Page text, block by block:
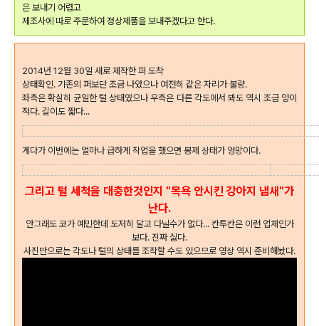
은 보내기 어렵고
제조사에 따로 주문하여 정상제품을 보내주겠다고 한다.
2014년 12월 30일 새로 제작한 퍼 도착
상태확인. 기존의 퍼보단 조금 나았으나 여전히 같은 자리가 불량.
좌측은 확실히 균일한 털 상태였으나 우측은 다른 각도에서 봐도 역시 조금 양이
적다. 길이도 짧다...
게다가 이번에는 얼마나 급하게 작업을 했으면 봉제 상태가 엉망이다.
그리고 털 세척을 대충한것인지 "목욕 안시킨 강아지 냄새"가
난다.
안그래도 코가 예민한데 도저히 달고 다닐수가 없다... 칸투칸은 이런 업체인가
보다. 진짜 싫다.
사진만으로는 각도나 털의 상태를 조작할 수도 있으므로 영상 역시 준비해놨다.